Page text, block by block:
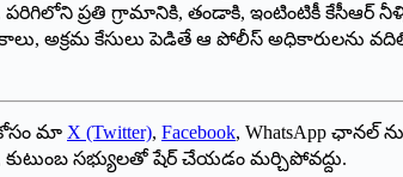
పరిగిలోని ప్రతి గ్రామానికి, తండాకి, ఇంటింటికీ కేసీఆర్
అక్రమ కేసులు పెడితే ఆ పోలీస్ అధికారులను
కోసం మా X (Twitter), Facebook, WhatsApp
సభ్యులతో షేర్ చేయడం మర్చిపోవద్దు.